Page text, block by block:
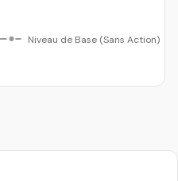
Niveau de Base (Sans Action)